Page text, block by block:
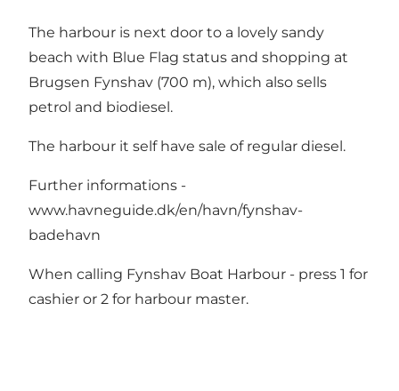
The harbour is next door to a lovely sandy
beach with Blue Flag status and shopping at
Brugsen Fynshav (700 m), which also sells
petrol and biodiesel.
The harbour it self have sale of regular diesel.
Further informations -
www.havneguide.dk/en/havn/fynshav-
badehavn
When calling Fynshav Boat Harbour - press 1 for
cashier or 2 for harbour master.